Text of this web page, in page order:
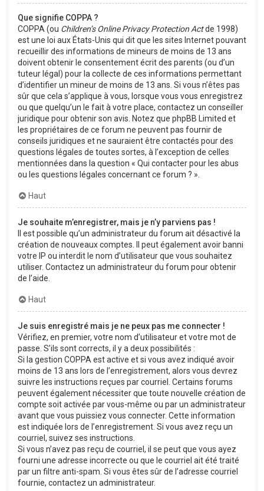
Que signifie COPPA ?
COPPA (ou Children’s Online Privacy Protection Actde 1998)
est une loi aux États-Unis qui dit que les sites Internet pouvant
recueillir des informations de mineurs de moins de 13 ans
doivent obtenir le consentement écrit des parents (ou d’un
tuteur légal) pour la collecte de ces informations permettant
d’identifier un mineur de moins de 13 ans. Si vous n’êtes pas
sûr que cela s’applique à vous, lorsque vous vous enregistrez
ou que quelqu’un le fait à votre place, contactez un conseiller
juridique pour obtenir son avis. Notez que phpBB Limited et
les propriétaires de ce forum ne peuvent pas fournir de
conseils juridiques et ne sauraient être contactés pour des
questions légales de toutes sortes, à l’exception de celles
mentionnées dans la question « Qui contacter pour les abus
ou les questions légales concernant ce forum ? ».
Haut
Je souhaite m’enregistrer, mais je n’y parviens pas !
Il est possible qu’un administrateur du forum ait désactivé la
création de nouveaux comptes. Il peut également avoir banni
votre IP ou interdit le nom d’utilisateur que vous souhaitez
utiliser. Contactez un administrateur du forum pour obtenir
de l’aide.
Haut
Je suis enregistré mais je ne peux pas me connecter !
Vérifiez, en premier, votre nom d’utilisateur et votre mot de
passe. S’ils sont corrects, il y a deux possibilités :
Si la gestion COPPA est active et si vous avez indiqué avoir
moins de 13 ans lors de l’enregistrement, alors vous devrez
suivre les instructions reçues par courriel. Certains forums
peuvent également nécessiter que toute nouvelle création de
compte soit activée par vous-même ou par un administrateur
avant que vous puissiez vous connecter. Cette information
est indiquée lors de l’enregistrement. Si vous avez reçu un
courriel, suivez ses instructions.
Si vous n’avez pas reçu de courriel, il se peut que vous ayez
fourni une adresse incorrecte ou que le courriel ait été traité
par un filtre anti-spam. Si vous êtes sûr de l’adresse courriel
fournie, contactez un administrateur.